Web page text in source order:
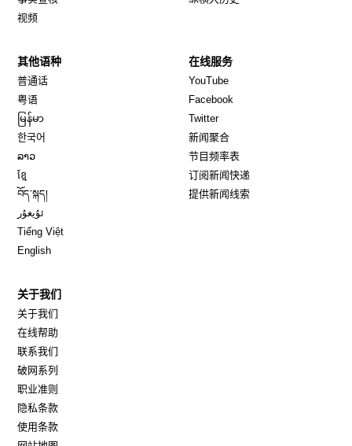
视频
其他语种
普通话
粤语
မြန်မာ
한국어
ລາວ
ខ្មែ
བོད་སྐད།
ئۇيغۇر
Tiếng Việt
English
在线服务
YouTube
Facebook
TwitterOpens in new window
新闻聚合
节目频率表
订阅新闻快递
提供新闻线索
关于我们
关于我们
在线帮助
联系我们
破网系列
职业准则
隐私条款
使用条款